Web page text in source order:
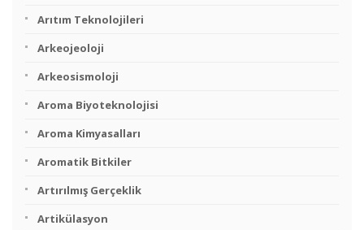
Arıtım Teknolojileri
Arkeojeoloji
Arkeosismoloji
Aroma Biyoteknolojisi
Aroma Kimyasalları
Aromatik Bitkiler
Artırılmış Gerçeklik
Artikülasyon